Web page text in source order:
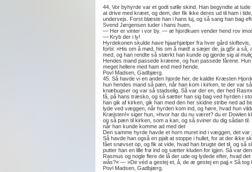
44. Vor byhyrde var et godt sølle skind. Han begyndte at
at drive med kræet, og dem, der fik ikke deres ud til ham i
undervejs. Forst blæste han i hans luj, og så sang han bag
Svend Jørgensen tuder i hans huen,
— Her er vinter i vor by. — æ hjordkuen vender hend rov
— Kryb der i ly!
Hyrdekonen skulde have hjaarhjælper fra hver gård
forbi: »His om å mød, his om å mød! a sæjer de, ja gj5r a
med, og han rendte så stærkt han kunde og gjorde sig al
Hendes mand passede kræene, og hun passede fårene.
meget hellere med ham end med hende.
Povl Madsen, Gadbjærg.
45. Så havde vi en anden hjorde her, de kaldte Kræsten
hun hendes mand så pæn, når han kom i kirken, te der var
knæbugser og var så stadselig. Så var der en, der hed
få, på hans træsko, og så sætter han sig bag ved hyrden i
han gik af kirken, gik han med den her skidne stribe ned ad
lyde ved væggen, når hyrden kom ind, og høre, hvad hun
Kræjsten!« siger hun, »hvor har du nu været? du er Dowlen
og så pæn til kirken, som a kan, og så sviner du dig sådan
når han kunde komme ad med det
Den samme hyrde havde et horn muret ind i væggen, det
Så havde han også en pjalt at stoppe i hullet, for at der ikke
fået snøvset op, og fik at vide, hvad han brugte det til, og så
putter han en lille frø ind og sætter kluden for igjen. Så var
Rasmus og nogle flere de lå der ude og lydede efter, hvad
wås?« — »De véd a gestej et, å, de æ gestej en pajj.« Så tog
Povl Madsen, Gadbjærg.